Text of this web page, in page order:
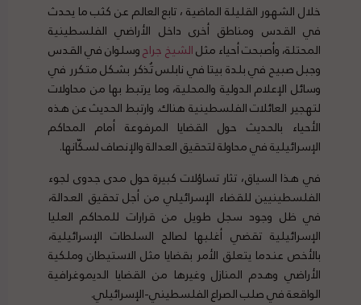
خلال الشهور القليلة الماضية ، تابع العالم عن كثب ما يحدث
في القدس ومناطق أخرى داخل الأراضي الفلسطينية
المحتلة، وأصبحت أحياء مثلالشيخ جراحوسلوان في القدس
وجبل صبيح في بلدة بيتا في نابلس تُذكر بشكل متكرر في
وسائل الإعلام الدولية والمحلية، وما يرتبط بها من محاولات
لتهجير العائلات الفلسطينية هناك. وارتبط الحديث عن هذه
الأحياء بالحديث حول القضايا المرفوعة أمام المحاكم
الإسرائيلية في محاولة لتحقيق العدالة والإنصاف لسكّانها.
في هذا السياق، تثار تساؤلات كبيرة حول مدى جدوى لجوء
الفلسطينيين للقضاء الإسرائيلي من أجل تحقيق العدالة،
في ظل وجود سجل طويل من قرارات للمحاكم العليا
الإسرائيلية تقضي أغلبها لصالح السلطات الإسرائيلية،
بالأخص عندما يتعلق الأمر بقضايا مثل الاستيطان وملكية
الأراضي وهدم المنازل وغيرها من القضايا الديموغرافية
الواقعة في صلب الصراع الفلسطيني-الإسرائيلي.